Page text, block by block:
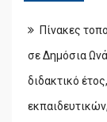
Πίνακες
σε Δημόσια
διδακτικό